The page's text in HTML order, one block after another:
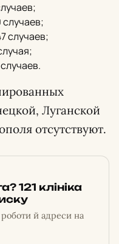
случаев;
случаев;
Луганской
отсутствуют.
121 клініка
роботи й адреси на